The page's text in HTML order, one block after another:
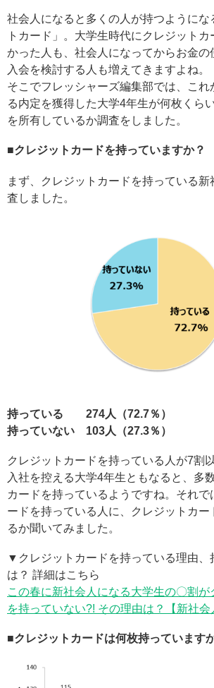
社会人になると多くの人が持つようにな
トカード」。大学生時代にクレジット
かった人も、社会人になってからお金の
入会を検討する人も増えてきますよね。
そこでフレッシャーズ編集部では、これ
る内定を獲得した大学4年生が何枚くら
を所有しているか調査をしました。
■クレジットカードを持っていますか？
まず、クレジットカードを持っている新
査しました。
持っている 274人（72.7％）
持っていない 103人（27.3％）
クレジットカードを持っている人が7割
入社を控える大学4年生ともなると、多
カードを持っているようですね。それで
ードを持っている人に、クレジットカー
るか聞いてみました。
▼クレジットカードを持っている理由、
は？ 詳細はこちら
この春に新社会人になる大学生の〇割が
を持っていない?! その理由は？【新社会
■クレジットカードは何枚持っています